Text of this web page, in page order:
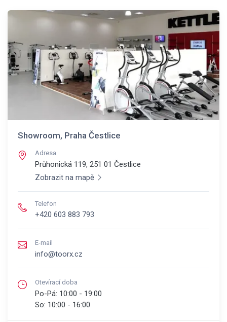
Showroom, Praha Čestlice
Adresa
Průhonická 119, 251 01 Čestlice
Zobrazit na mapě
Telefon
+420 603 883 793
E-mail
info@toorx.cz
Otevírací doba
Po-Pá: 10:00 - 19:00
So: 10:00 - 16:00